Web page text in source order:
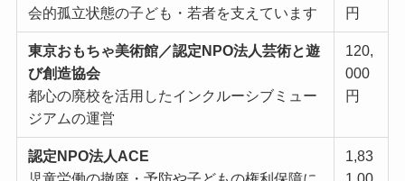
会的孤⽴状態の⼦ども・若者を⽀えています 円
東京おもちゃ美術館／認定NPO法⼈芸術と遊
び創造協会
都⼼の廃校を活⽤したインクルーシブミュー
ジアムの運営
120,
000
円
認定NPO法⼈ACE
1,83